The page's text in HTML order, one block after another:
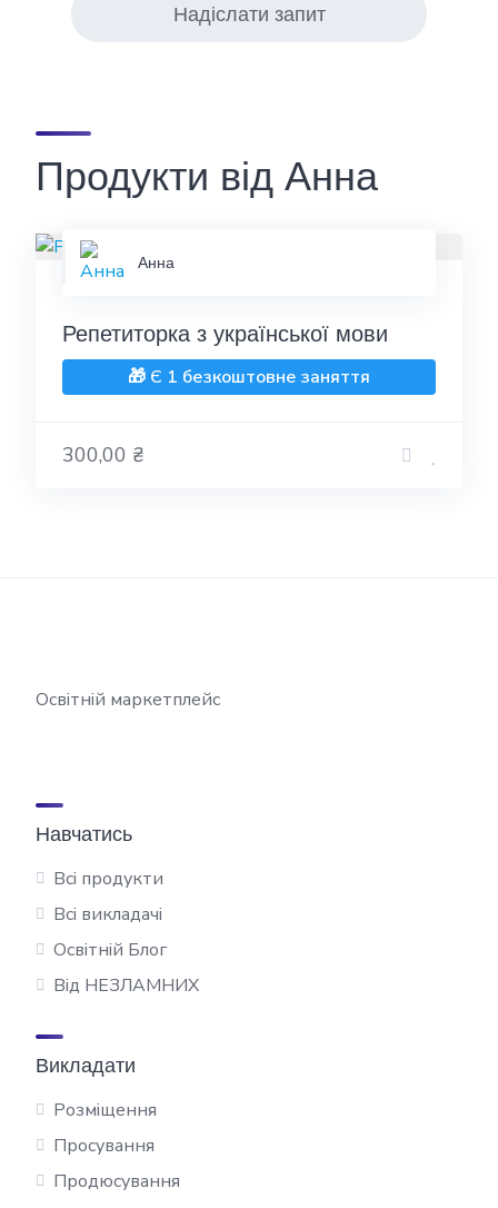
Надіслати запит
Продукти від Анна
Анна
Репетиторка з української мови
🎁 Є 1 безкоштовне заняття
300,00 ₴
Освітній маркетплейс
Навчатись
Всі продукти
Всі викладачі
Освітній Блог
Від НЕЗЛАМНИХ
Викладати
Розміщення
Просування
Продюсування